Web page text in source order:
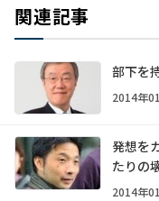
関連記事
部下を
2014年
発想を
たりの
2014年